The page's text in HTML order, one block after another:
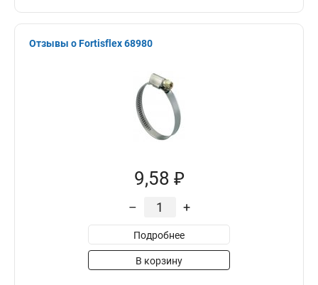
Отзывы о Fortisflex 68980
9,58 ₽
– +
Подробнее
В корзину